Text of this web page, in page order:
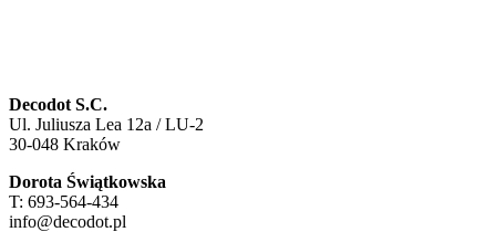
Decodot S.C.
Ul. Juliusza Lea 12a / LU-2
30-048 Kraków
Dorota Świątkowska
T: 693-564-434
info@decodot.pl